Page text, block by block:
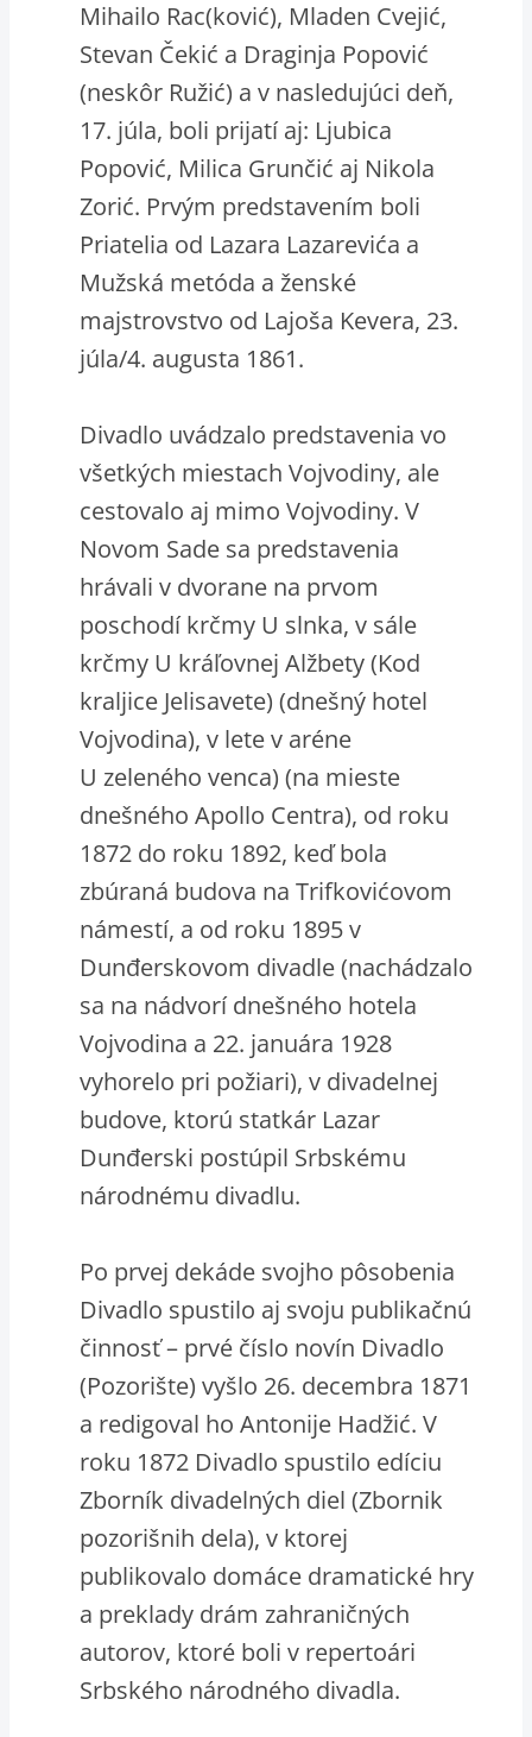
Mihailo Rac(ković), Mladen Cvejić,
Stevan Čekić a Draginja Popović
(neskôr Ružić) a v nasledujúci deň,
17. júla, boli prijatí aj: Ljubica
Popović, Milica Grunčić aj Nikola
Zorić. Prvým predstavením boli
Priatelia od Lazara Lazarevića a
Mužská metóda a ženské
majstrovstvo od Lajoša Kevera, 23.
júla/4. augusta 1861.
Divadlo uvádzalo predstavenia vo
všetkých miestach Vojvodiny, ale
cestovalo aj mimo Vojvodiny. V
Novom Sade sa predstavenia
hrávali v dvorane na prvom
poschodí krčmy U slnka, v sále
krčmy U kráľovnej Alžbety (Kod
kraljice Jelisavete) (dnešný hotel
Vojvodina), v lete v aréne
U zeleného venca) (na mieste
dnešného Apollo Centra), od roku
1872 do roku 1892, keď bola
zbúraná budova na Trifkovićovom
námestí, a od roku 1895 v
Dunđerskovom divadle (nachádzalo
sa na nádvorí dnešného hotela
Vojvodina a 22. januára 1928
vyhorelo pri požiari), v divadelnej
budove, ktorú statkár Lazar
Dunđerski postúpil Srbskému
národnému divadlu.
Po prvej dekáde svojho pôsobenia
Divadlo spustilo aj svoju publikačnú
činnosť – prvé číslo novín Divadlo
(Pozorište) vyšlo 26. decembra 1871
a redigoval ho Antonije Hadžić. V
roku 1872 Divadlo spustilo edíciu
Zborník divadelných diel (Zbornik
pozorišnih dela), v ktorej
publikovalo domáce dramatické hry
a preklady drám zahraničných
autorov, ktoré boli v repertoári
Srbského národného divadla.